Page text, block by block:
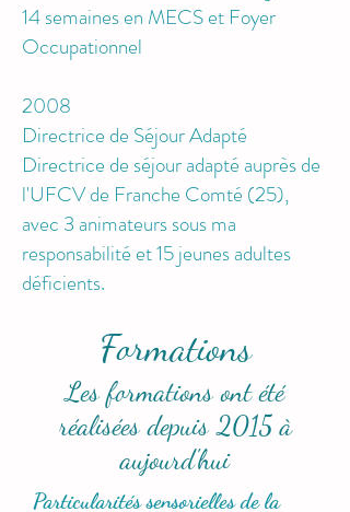
14 semaines en MECS et Foyer
Occupationnel
2008
Directrice de Séjour Adapté
Directrice de séjour adapté auprès de
l'UFCV de Franche Comté (25),
avec 3 animateurs sous ma
responsabilité et 15 jeunes adultes
déficients.
Formations
Les formations ont été
réalisées depuis 2015 à
aujourd'hui
Particularités sensorielles de la